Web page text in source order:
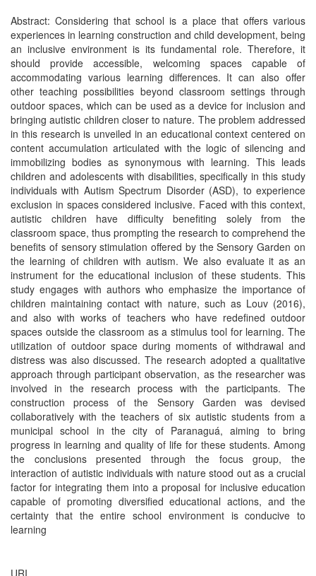
Abstract: Considering that school is a place that offers various
experiences in learning construction and child development, being
an inclusive environment is its fundamental role. Therefore, it
should provide accessible, welcoming spaces capable of
accommodating various learning differences. It can also offer
other teaching possibilities beyond classroom settings through
outdoor spaces, which can be used as a device for inclusion and
bringing autistic children closer to nature. The problem addressed
in this research is unveiled in an educational context centered on
content accumulation articulated with the logic of silencing and
immobilizing bodies as synonymous with learning. This leads
children and adolescents with disabilities, specifically in this study
individuals with Autism Spectrum Disorder (ASD), to experience
exclusion in spaces considered inclusive. Faced with this context,
autistic children have difficulty benefiting solely from the
classroom space, thus prompting the research to comprehend the
benefits of sensory stimulation offered by the Sensory Garden on
the learning of children with autism. We also evaluate it as an
instrument for the educational inclusion of these students. This
study engages with authors who emphasize the importance of
children maintaining contact with nature, such as Louv (2016),
and also with works of teachers who have redefined outdoor
spaces outside the classroom as a stimulus tool for learning. The
utilization of outdoor space during moments of withdrawal and
distress was also discussed. The research adopted a qualitative
approach through participant observation, as the researcher was
involved in the research process with the participants. The
construction process of the Sensory Garden was devised
collaboratively with the teachers of six autistic students from a
municipal school in the city of Paranaguá, aiming to bring
progress in learning and quality of life for these students. Among
the conclusions presented through the focus group, the
interaction of autistic individuals with nature stood out as a crucial
factor for integrating them into a proposal for inclusive education
capable of promoting diversified educational actions, and the
certainty that the entire school environment is conducive to
learning
URI